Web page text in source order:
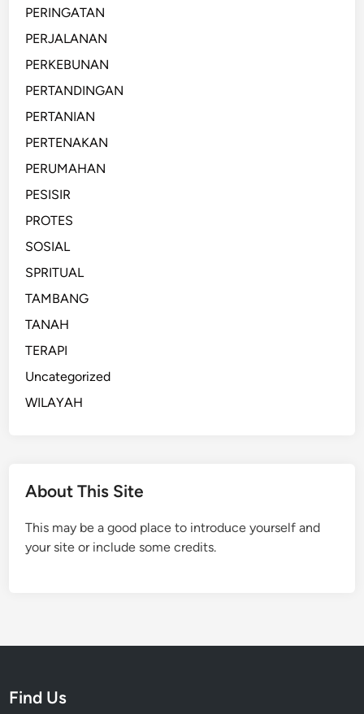
PERINGATAN
PERJALANAN
PERKEBUNAN
PERTANDINGAN
PERTANIAN
PERTENAKAN
PERUMAHAN
PESISIR
PROTES
SOSIAL
SPRITUAL
TAMBANG
TANAH
TERAPI
Uncategorized
WILAYAH
About This Site
This may be a good place to introduce yourself and
your site or include some credits.
Find Us